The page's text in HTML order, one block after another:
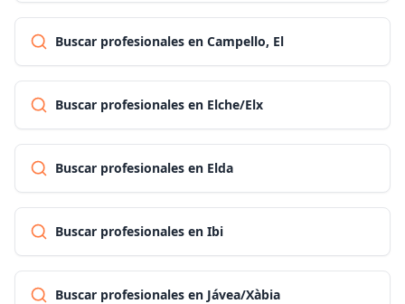
Buscar profesionales en Campello, El
Buscar profesionales en Elche/Elx
Buscar profesionales en Elda
Buscar profesionales en Ibi
Buscar profesionales en Jávea/Xàbia